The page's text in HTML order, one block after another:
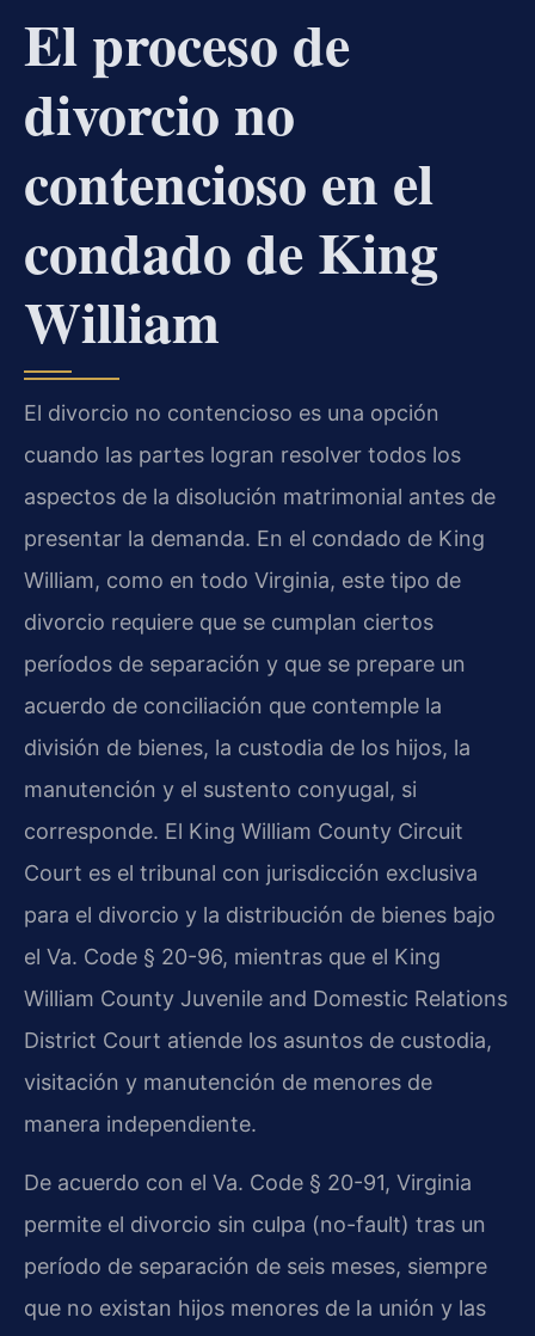
El proceso de
divorcio no
contencioso en el
condado de King
William
El divorcio no contencioso es una opción
cuando las partes logran resolver todos los
aspectos de la disolución matrimonial antes de
presentar la demanda. En el condado de King
William, como en todo Virginia, este tipo de
divorcio requiere que se cumplan ciertos
períodos de separación y que se prepare un
acuerdo de conciliación que contemple la
división de bienes, la custodia de los hijos, la
manutención y el sustento conyugal, si
corresponde. El King William County Circuit
Court es el tribunal con jurisdicción exclusiva
para el divorcio y la distribución de bienes bajo
el Va. Code § 20-96, mientras que el King
William County Juvenile and Domestic Relations
District Court atiende los asuntos de custodia,
visitación y manutención de menores de
manera independiente.
De acuerdo con el Va. Code § 20-91, Virginia
permite el divorcio sin culpa (no-fault) tras un
período de separación de seis meses, siempre
que no existan hijos menores de la unión y las